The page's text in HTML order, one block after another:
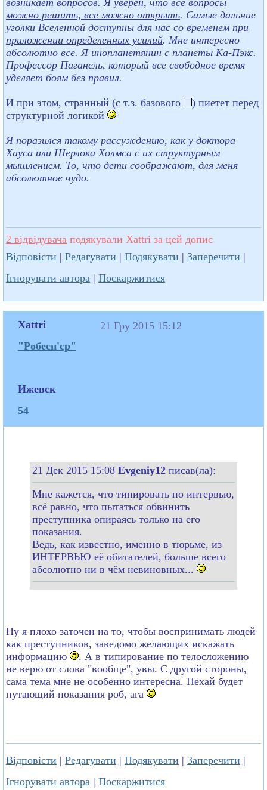
можно решить, все можно открыть. Самые дальние
уголки Вселенной доступны для нас со временем при
приложении определенных усилий. Мне интересно
абсолютно все. Я инопланетянин с планеты Ка-Пэкс.
Профессор Паганель, который все свободное время
уделяет боям без правил.
И при этом, странный (с т.з. базового
) пиетет перед
структурной логикой
Я поразился такому рассуждению, как у доктора
Хауса или Шерлока Холмса с их структурным
мышлением. То, что дети соображают, для меня
абсолютное чудо.
2 відвідувача подякували Xattri за цей допис
Відповісти | Редагувати | Подякувати | Заперечити |
Ігнорувати автора | Поскаржитися
Xattri
"Робесп'єр"
Ижевск
54
21 Гру 2015 15:12
21 Дек 2015 15:08 Evgeniy12 писав(ла):
Мне кажется, что типировать по интервью,
всё равно, что пытаться обвинить
преступника опираясь только на его
показания.
Ведь, как известно, именно в тюрьме, из
ИНТЕРВЬЮ её обитателей, больше всего
абсолютно ни в чём невиновных...
Ну я плохо заточен на то, чтобы воспринимать людей
как преступников, заведомо желающих искажать
информацию
. А в типирование по телосложению
не верю от слова "вообще", увы. С другой стороны,
сама тема мне не особенно интересна. Нехай будет
путающий показания роб, ага
Відповісти | Редагувати | Подякувати | Заперечити |
Ігнорувати автора | Поскаржитися